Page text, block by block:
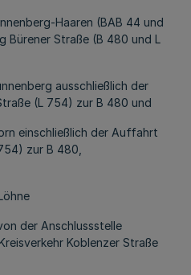
Haaren (BAB 44 und
Bürener Straße (B 480 und L
ausschließlich der
(L 754) zur B 480 und
einschließlich der Auffahrt
zur B 480,
der Anschlussstelle
Koblenzer Straße